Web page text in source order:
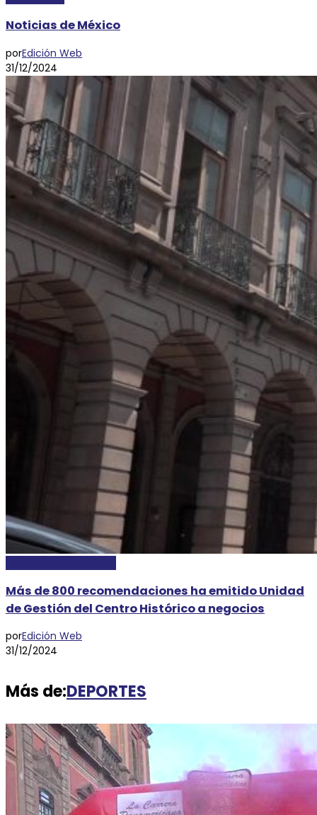
Noticias de México
porEdición Web
31/12/2024
Más de 800 recomendaciones ha emitido Unidad
de Gestión del Centro Histórico a negocios
porEdición Web
31/12/2024
Más de:DEPORTES